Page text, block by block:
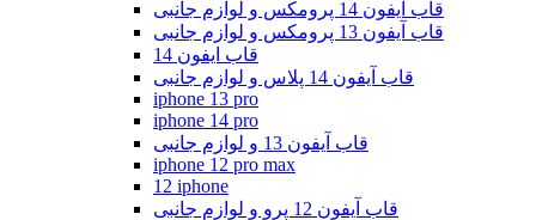
قاب آیفون 14 پرومکس و لوازم جانبی
قاب آیفون 13 پرومکس و لوازم جانبی
قاب ایفون 14
قاب آیفون 14 پلاس و لوازم جانبی
iphone 13 pro
iphone 14 pro
قاب آیفون 13 و لوازم جانبی
iphone 12 pro max
12 iphone
قاب آیفون 12 پرو و لوازم جانبی